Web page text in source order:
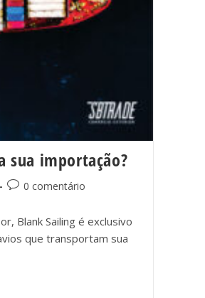
sua importação?
0 comentário
Blank Sailing é exclusivo
que transportam sua